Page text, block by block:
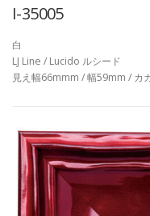
I-35005
白
LJ Line / Lucido ルシード
見え幅66mmm / 幅59mm / カ